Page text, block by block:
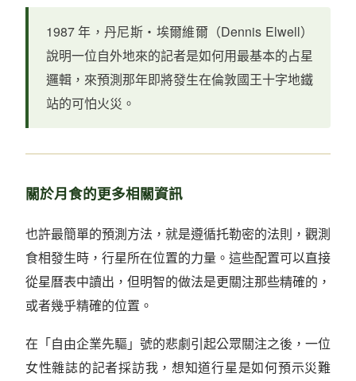
1987 年，丹尼斯・埃爾維爾（Dennis Elwell）
說明一位自外地來的記者是如何用最基本的占星
邏輯，來預測那年即將發生在倫敦國王十字地鐵
站的可怕火災。
關於月食的更多相關資訊
也許最簡單的預測方法，就是遵循托勒密的法則，觀測
食相發生時，行星所在位置的力量。這些配置可以直接
從星曆表中讀出，但明智的做法是更關注那些精確的，
或者幾乎精確的位置。
在「自由企業先驅」號的悲劇引起公眾關注之後，一位
女性雜誌的記者採訪我，想知道行星是如何預示災難